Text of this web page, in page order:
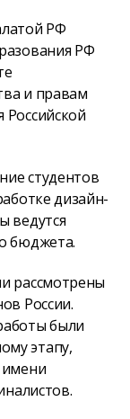
РФ
РФ
и правам
студентов
дизайн-
ведутся
бюджета.
рассмотрены
России.
были
этапу,
имени